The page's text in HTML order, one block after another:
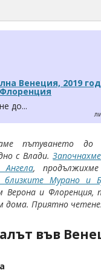
Венеция, 2019
до...
пътуването до
с Влади.
,
близките Мурано и
Верона и Флоренция,
дома. Приятно
във